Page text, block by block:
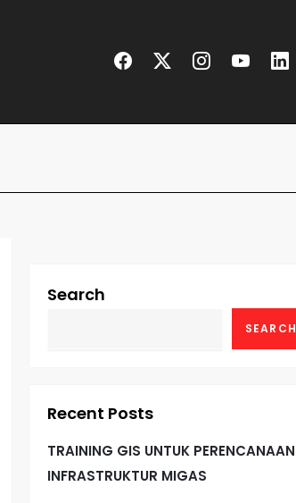
Search
SEARCH
Recent Posts
TRAINING GIS UNTUK PERENCANAAN
INFRASTRUKTUR MIGAS